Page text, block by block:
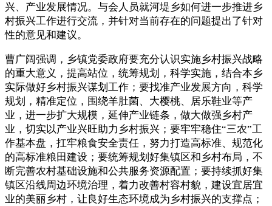
兴、产业发展情况。与会人员就河堤乡如何进一步推进乡
村振兴工作进行交流，并针对当前存在的问题提出了针对
性的意见和建议。
曹广阔强调，乡镇党委政府要充分认识实施乡村振兴战略
的重大意义，提高站位，统筹规划，科学实施，结合本乡
实际做好乡村振兴谋划工作；要找准产业发展方向，科学
规划，精准定位，围绕羊肚菌、大樱桃、居乐鞋业等产
业，进一步扩大规模，延伸产业链条，做大做强乡村产
业，切实以产业兴旺助力乡村振兴；要牢牢稳住“三农”工
作基本盘，扛牢粮食安全责任，努力打造高标准、规范化
的高标准粮田建设；要统筹规划好集镇区和乡村布局，不
断完善农村基础设施和公共服务资源配置；要持续抓好集
镇区沿线周边环境治理，着力改善村容村貌，建设宜居宜
业的美丽乡村，让良好生态环境成为乡村振兴的支撑点；